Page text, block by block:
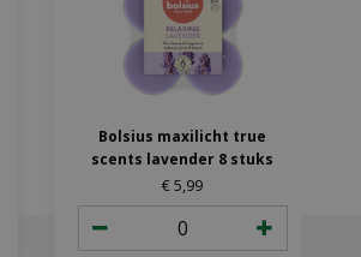
Bolsius maxilicht true
scents lavender 8 stuks
€5,99